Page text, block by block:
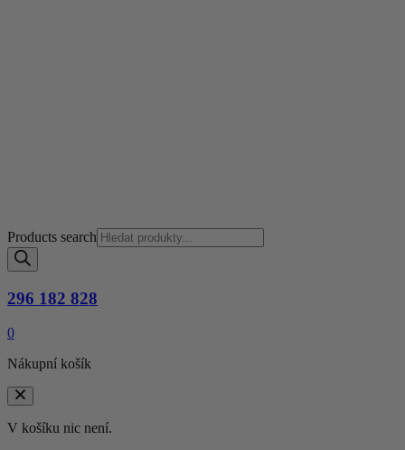
Products search
296 182 828
0
Nákupní košík
V košíku nic není.